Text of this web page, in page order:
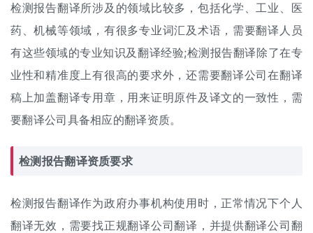
检测报告翻译所涉及的领域比较多，包括化学、工业、医
药、机械等领域，有很多专业词汇及术语，需要翻译人员
有这些领域的专业知识及翻译经验;检测报告翻译除了在专
业性和精准度上有很高的要求外，还需要翻译公司在翻译
稿上加盖翻译专用章，用来证明原件及译文的一致性，需
要翻译公司具备相应的翻译资质。
检测报告翻译资质要求
检测报告翻译作为政府办事机构使用时，正常情况下个人
翻译无效，需要找正规翻译公司翻译，并提供翻译公司翻